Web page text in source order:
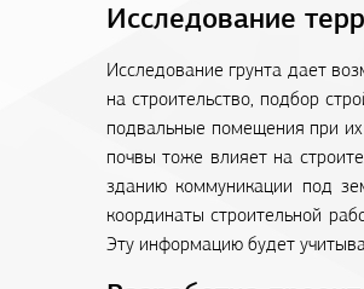
Исследование
Исследование грунта дает
на строительство, подбор
подвальные помещения при их
почвы тоже влияет на
зданию коммуникации под
координаты строительной
Эту информацию будет